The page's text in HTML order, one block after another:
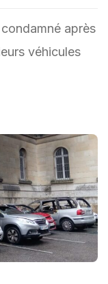
après
véhicules